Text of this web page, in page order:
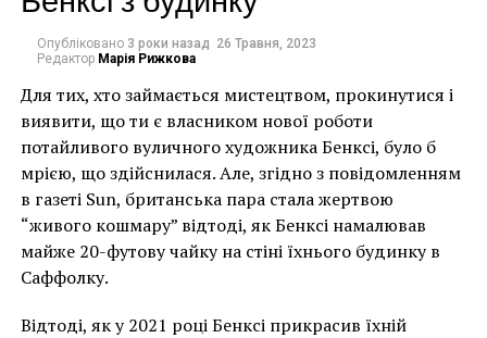
Опубліковано 3 роки назад 26 Травня, 2023
Редактор Марія Рижкова
Для тих, хто займається мистецтвом, прокинутися і
виявити, що ти є власником нової роботи
потайливого вуличного художника Бенксі, було б
мрією, що здійснилася. Але, згідно з повідомленням
в газеті Sun, британська пара стала жертвою
“живого кошмару” відтоді, як Бенксі намалював
майже 20-футову чайку на стіні їхнього будинку в
Саффолку.
Відтоді, як у 2021 році Бенксі прикрасив їхній